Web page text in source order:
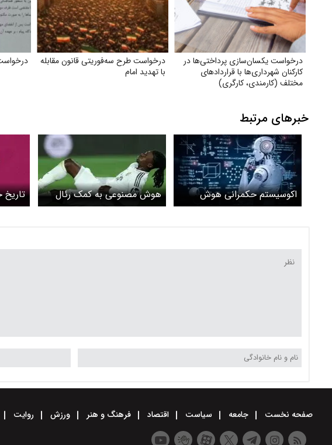
درخواست یکسان‌سازی پرداختی‌ها در
کارکنان شهرداری‌ها با قراردادهای
مختلف (کارمندی، کارگری)
درخواست طرح سه‌فوریتی قانون مقابله
با تهدید امام
خبرهای مرتبط
اکوسیستم حکمرانی هوش
مصنوعی در آموزش
هوش مصنوعی به کمک رئال
مادرید آمد
تاریخ
صفحه نخست جامعه سیاست اقتصاد فرهنگ و هنر ورزش روایت